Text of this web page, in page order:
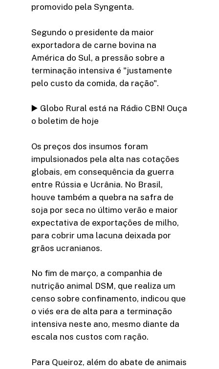
promovido pela Syngenta.
Segundo o presidente da maior
exportadora de carne bovina na
América do Sul, a pressão sobre a
terminação intensiva é "justamente
pelo custo da comida, da ração".
▶️ Globo Rural está na Rádio CBN! Ouça
o boletim de hoje
Os preços dos insumos foram
impulsionados pela alta nas cotações
globais, em consequência da guerra
entre Rússia e Ucrânia. No Brasil,
houve também a quebra na safra de
soja por seca no último verão e maior
expectativa de exportações de milho,
para cobrir uma lacuna deixada por
grãos ucranianos.
No fim de março, a companhia de
nutrição animal DSM, que realiza um
censo sobre confinamento, indicou que
o viés era de alta para a terminação
intensiva neste ano, mesmo diante da
escala nos custos com ração.
Para Queiroz, além do abate de animais